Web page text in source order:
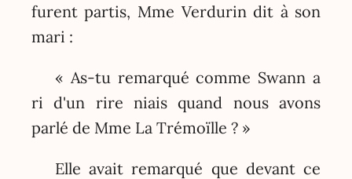
furent partis, Mme Verdurin dit à son
mari :
« As-tu remarqué comme Swann a
ri d'un rire niais quand nous avons
parlé de Mme La Trémoïlle ? »
Elle avait remarqué que devant ce